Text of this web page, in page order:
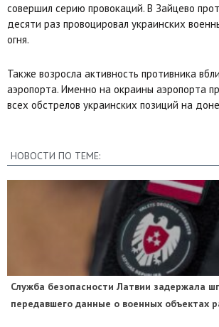
совершил серию провокаций. В Зайцево
десяти раз провоцировал украинских
огня.
Также возросла активность противника
аэропорта. Именно на окраины аэропорта
всех обстрелов украинских позиций на
НОВОСТИ ПО ТЕМЕ:
Служба безопасности Латвии задержала
передавшего данные о военных объектах